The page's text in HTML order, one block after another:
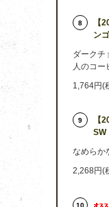
8
【
ン
ダークチ
人のコー
1,764円(
9
【
SW
なめらか
2,268円(
10